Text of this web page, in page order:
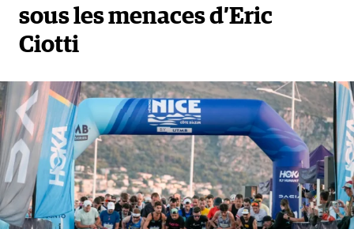
sous les menaces d’Eric
Ciotti